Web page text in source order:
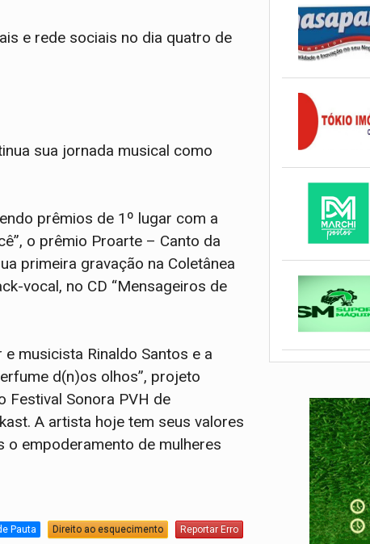
e rede sociais no dia quatro de
sua jornada musical como
prêmios de 1º lugar com a
o prêmio Proarte – Canto da
primeira gravação na Coletânea
vocal, no CD “Mensageiros de
musicista Rinaldo Santos e a
d(n)os olhos”, projeto
Festival Sonora PVH de
A artista hoje tem seus valores
o empoderamento de mulheres
Pauta Direito ao esquecimento Reportar Erro